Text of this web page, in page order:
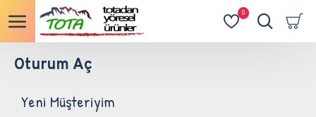
0
Oturum Aç
Yeni Müşteriyim